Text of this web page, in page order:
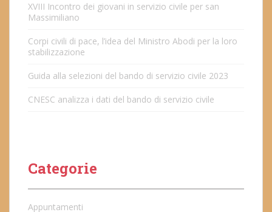
XVIII Incontro dei giovani in servizio civile per san
Massimiliano
Corpi civili di pace, l’idea del Ministro Abodi per la loro
stabilizzazione
Guida alla selezioni del bando di servizio civile 2023
CNESC analizza i dati del bando di servizio civile
Categorie
Appuntamenti